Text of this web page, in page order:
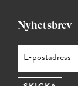
Nyhetsbrev